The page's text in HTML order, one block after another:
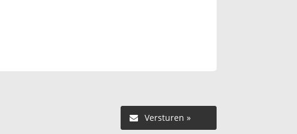
Versturen »